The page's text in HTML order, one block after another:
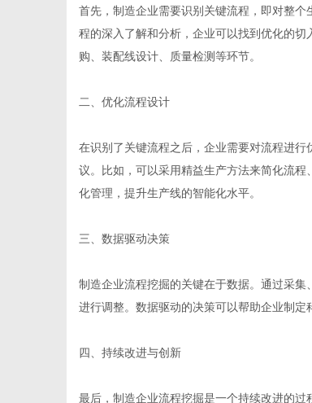
首先，制造企业需要识别关键流程，即对整
程的深入了解和分析，企业可以找到优化的
购、装配线设计、质量检测等环节。
二、优化流程设计
在识别了关键流程之后，企业需要对流程进
议。比如，可以采用精益生产方法来简化流
化管理，提升生产线的智能化水平。
三、数据驱动决策
制造企业流程挖掘的关键在于数据。通过采
进行调整。数据驱动的决策可以帮助企业制定
四、持续改进与创新
最后，制造企业流程挖掘是一个持续改进的